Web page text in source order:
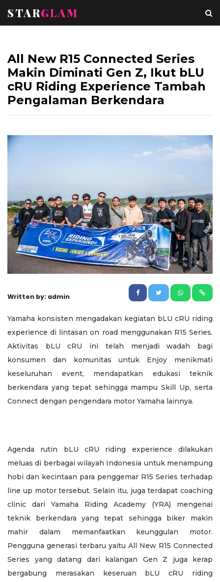
STARGLAM
All New R15 Connected Series
Makin Diminati Gen Z, Ikut bLU
cRU Riding Experience Tambah
Pengalaman Berkendara
Written by: admin
Yamaha konsisten mengadakan kegiatan bLU cRU riding
experience di lintasan on road menggunakan R15 Series.
Aktivitas bLU cRU ini telah menjadi wadah bagi
konsumen dan komunitas untuk Enjoy menikmati
keseluruhan event, mendapatkan edukasi teknik
berkendara yang tepat sehingga mampu Skill Up, serta
Connect dengan pengendara motor Yamaha lainnya.
Agenda rutin bLU cRU riding experience dilakukan
meluas di berbagai wilayah Indonesia untuk menampung
hobi dan kecintaan para penggemar R15 Series terhadap
line up motor tersebut. Selain itu, juga terdapat coaching
clinic dari Yamaha Riding Academy (YRA) mengenai
teknik berkendara yang tepat sehingga biker makin
mahir dalam memanfaatkan keunggulan motor.
Pengguna generasi terbaru yaitu All New R15 Connected
Series yang datang dari kalangan Gen Z juga kerap
bergabung merasakan keseruan bLU cRU riding